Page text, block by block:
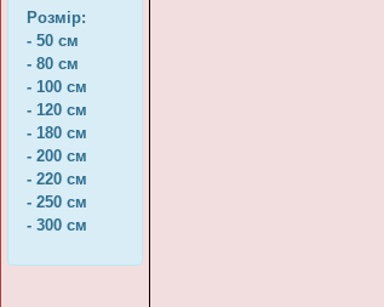
Розмір:
- 50 см
- 80 см
- 100 см
- 120 см
- 180 см
- 200 см
- 220 см
- 250 см
- 300 см